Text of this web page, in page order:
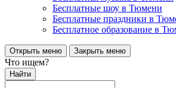
Бесплатные шоу в Тюмени
Бесплатные праздники в
Бесплатное образование в
Открыть меню Закрыть меню
Что ищем?
Найти